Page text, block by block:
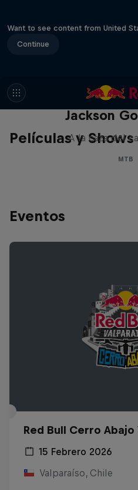
Want to see content from United
Continue
Películas y Shows
The Search for
Jackson
A la caza del
MTB
Eventos
Red Bull Cerro Abajo
15 Febrero 2026
Valparaíso, Chile